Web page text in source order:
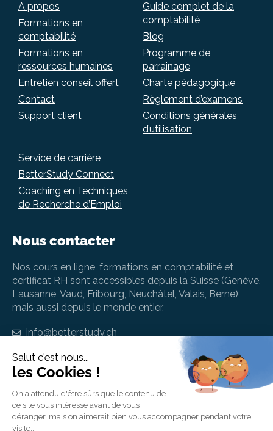
A propos
Formations en
comptabilité
Formations en
ressources humaines
Entretien conseil offert
Contact
Support client
Guide complet de la
comptabilité
Blog
Programme de
parrainage
Charte pédagogique
Règlement d’examens
Conditions générales
d’utilisation
Service de carrière
BetterStudy Connect
Coaching en Techniques
de Recherche d’Emploi
Nous contacter
Nos cours en ligne, formations en comptabilité et
certificat RH sont accessibles depuis la Suisse (Genève,
Lausanne, Vaud, Fribourg, Neuchâtel, Valais, Berne),
mais aussi depuis le monde entier.
info@betterstudy.ch
BetterStudy SA, Rue de Chantepoulet 10, 1201
Genève, Suisse
BetterStudy AG, Strehlgasse 2, 8001 Zürich,
Schweiz